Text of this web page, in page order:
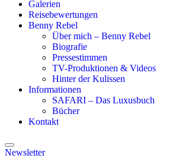
Galerien
Reisebewertungen
Benny Rebel
Über mich – Benny Rebel
Biografie
Pressestimmen
TV-Produktionen & Videos
Hinter der Kulissen
Informationen
SAFARI – Das Luxusbuch
Bücher
Kontakt
Newsletter